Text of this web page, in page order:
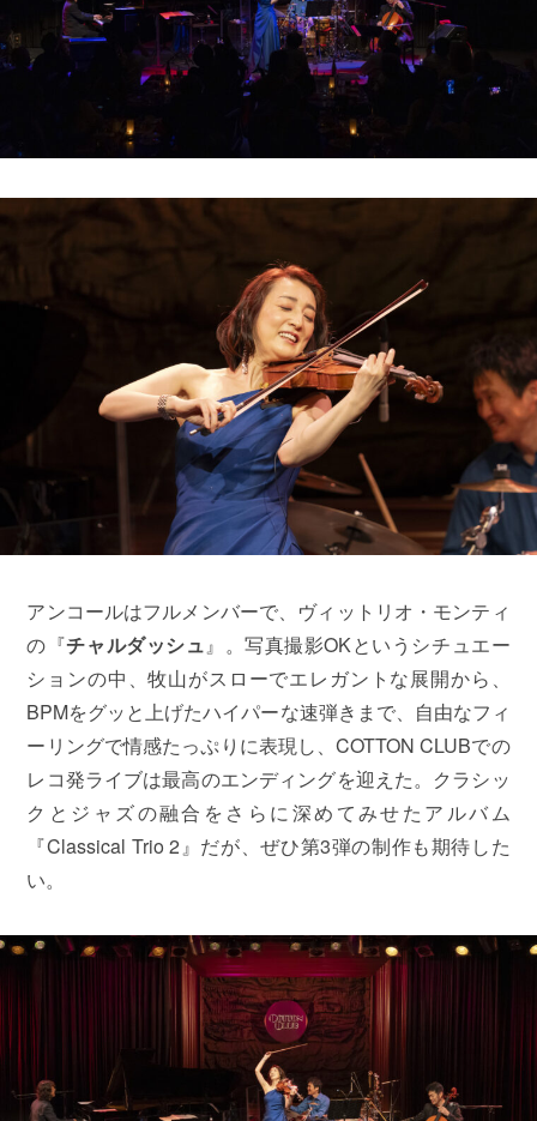
アンコールはフルメンバーで、ヴィットリオ・モンティ
の『チャルダッシュ 』。写真撮影OKというシチュエー
ションの中、牧山がスローでエレガントな展開から、
BPMをグッと上げたハイパーな速弾きまで、自由なフィ
ーリングで情感たっぷりに表現し、COTTON CLUBでの
レコ発ライブは最高のエンディングを迎えた。クラシッ
クとジャズの融合をさらに深めてみせたアルバム
『Classical Trio 2』だが、ぜひ第3弾の制作も期待した
い。